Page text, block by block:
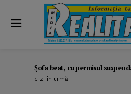
Şofa beat, cu permisul
o zi în urmă